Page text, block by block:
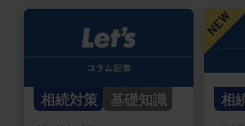
相続対策 基礎知識 相